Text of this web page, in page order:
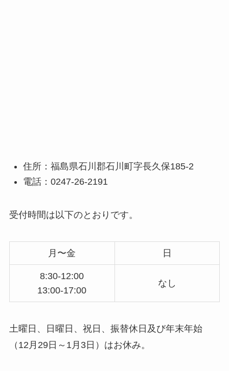
住所：福島県石川郡石川町字長久保185-2
電話：0247-26-2191
受付時間は以下のとおりです。
月〜金 日
8:30-12:00
13:00-17:00
なし
土曜日、日曜日、祝日、振替休日及び年末年始
（12月29日～1月3日）はお休み。